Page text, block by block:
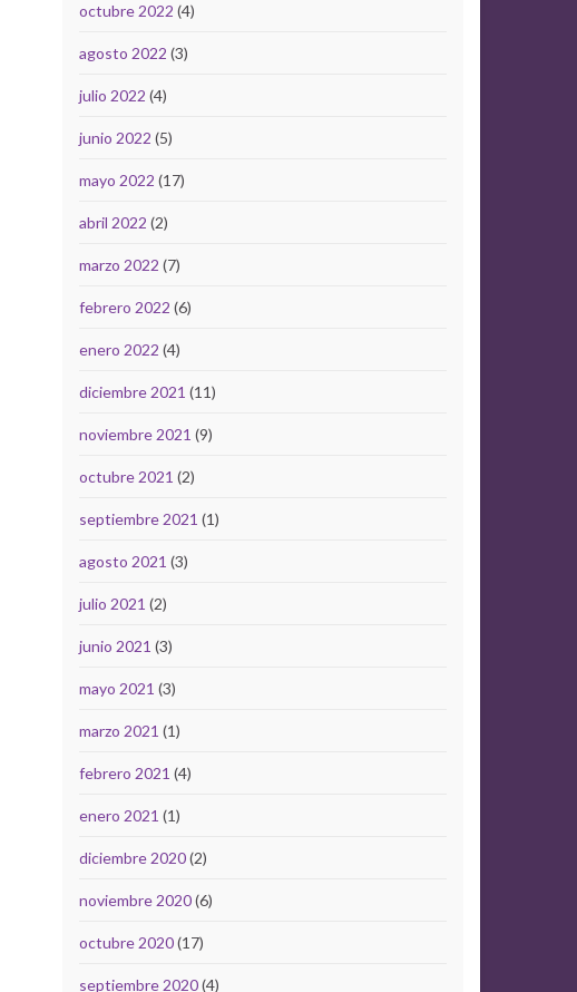
octubre 2022 (4)
agosto 2022 (3)
julio 2022 (4)
junio 2022 (5)
mayo 2022 (17)
abril 2022 (2)
marzo 2022 (7)
febrero 2022 (6)
enero 2022 (4)
diciembre 2021 (11)
noviembre 2021 (9)
octubre 2021 (2)
septiembre 2021 (1)
agosto 2021 (3)
julio 2021 (2)
junio 2021 (3)
mayo 2021 (3)
marzo 2021 (1)
febrero 2021 (4)
enero 2021 (1)
diciembre 2020(2)
noviembre 2020(6)
octubre 2020(17)
septiembre 2020(4)